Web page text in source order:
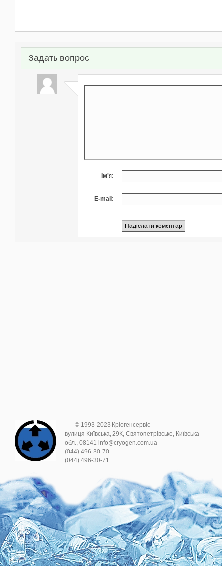
Задать вопрос
Ім'я:
E-mail:
© 1993-2023 Кріогенсервіс
вулиця Київська, 29К, Святопетрівське, Київська
обл., 08141 info@cryogen.com.ua
(044) 496-30-70
(044) 496-30-71